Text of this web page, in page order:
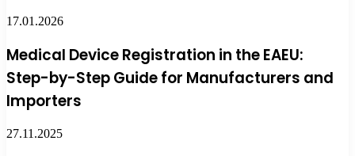
17.01.2026
Medical Device Registration in the EAEU:
Step-by-Step Guide for Manufacturers and
Importers
27.11.2025